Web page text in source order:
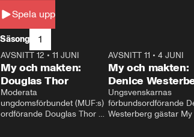
Spela upp
Säsong 1
26:27
AVSNITT 12 • 11 JUNI
My och makten:
Douglas Thor
Moderata
ungdomsförbundet (MUF:s)
ordförande Douglas Thor
AVSNITT 11 •4 JUNI
My och makten:
Denice
Ungsvenskarnas
förbundsordförande
Westerberg gästar